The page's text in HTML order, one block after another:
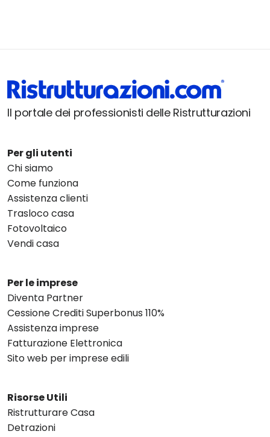
Il portale dei professionisti delle Ristrutturazioni
Per gli utenti
Chi siamo
Come funziona
Assistenza clienti
Trasloco casa
Fotovoltaico
Vendi casa
Per le imprese
Diventa Partner
Cessione Crediti Superbonus 110%
Assistenza imprese
Fatturazione Elettronica
Sito web per imprese edili
Risorse Utili
Ristrutturare Casa
Detrazioni